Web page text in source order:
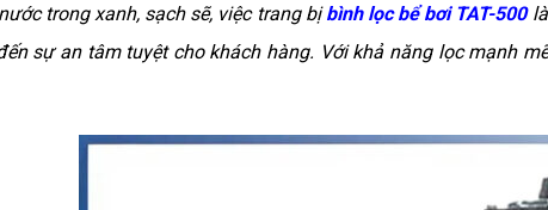
trong xanh, sạch sẽ, việc trang bịbình lọc bể bơi TAT-500là
sự an tâm tuyệt cho khách hàng. Với khả năng lọc mạnh